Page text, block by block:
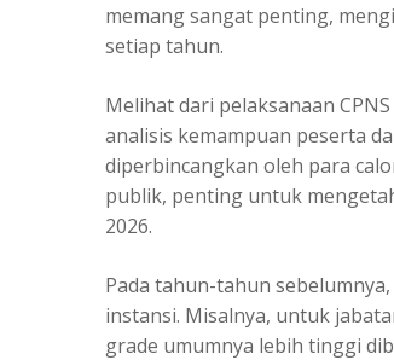
memang sangat penting,
setiap tahun.
Melihat dari pelaksanaan
analisis kemampuan peserta
diperbincangkan oleh para
publik, penting untuk
2026.
Pada tahun-tahun
instansi. Misalnya, untuk
grade umumnya lebih tinggi